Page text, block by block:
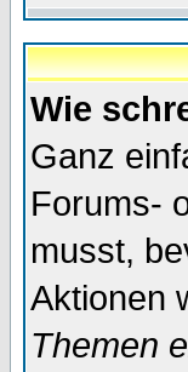
Wie
Ganz
Forums-
musst,
Aktionen
Themen